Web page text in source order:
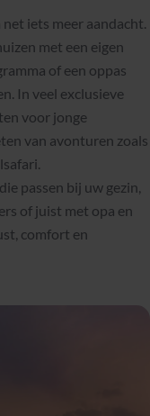
iets meer aandacht.
met een eigen
of een oppas
In veel exclusieve
voor jonge
van avonturen zoals
passen bij uw gezin,
of juist met opa en
comfort en